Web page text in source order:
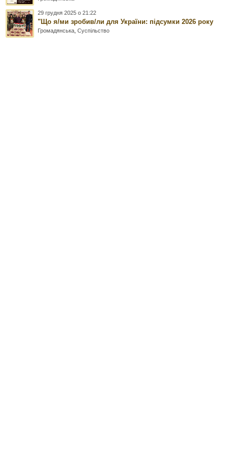
29 грудня 2025 о 21:22
"Що я/ми зробив/ли для України: підсумки 2026 року
Громадянська ,Суспільство